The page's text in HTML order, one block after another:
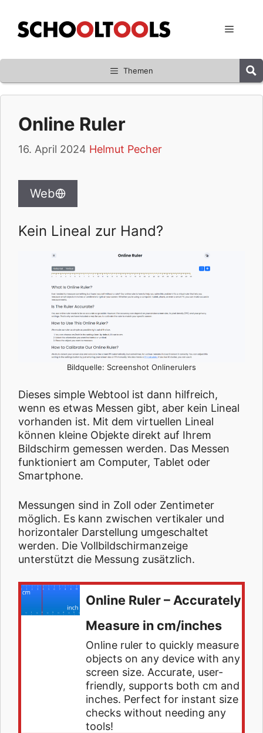
Inhalt
springen
Menü
Themen
Online Ruler
16. April 2024 Helmut Pecher
Web
Kein Lineal zur Hand?
Bildquelle: Screenshot Onlinerulers
Dieses simple Webtool ist dann hilfreich,
wenn es etwas Messen gibt, aber kein Lineal
vorhanden ist. Mit dem virtuellen Lineal
können kleine Objekte direkt auf Ihrem
Bildschirm gemessen werden. Das Messen
funktioniert am Computer, Tablet oder
Smartphone.
Messungen sind in Zoll oder Zentimeter
möglich. Es kann zwischen vertikaler und
horizontaler Darstellung umgeschaltet
werden. Die Vollbildschirmanzeige
unterstützt die Messung zusätzlich.
Online Ruler – Accurately
Measure in cm/inches
Online ruler to quickly measure
objects on any device with any
screen size. Accurate, user-
friendly, supports both cm and
inches. Perfect for instant size
checks without needing any
tools!